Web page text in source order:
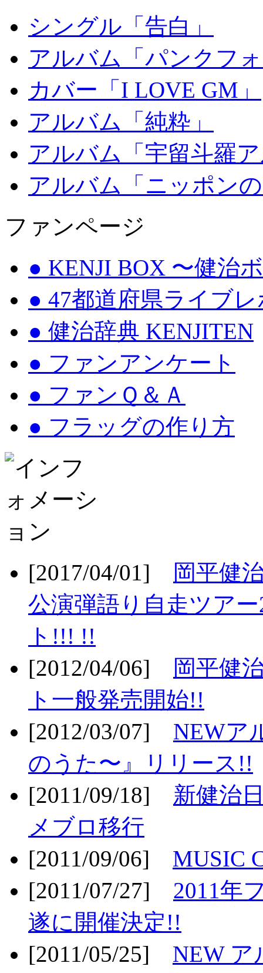
シングル「告白」
アルバム「パンクフ
カバー「I LOVE GM」
アルバム「純粋」
アルバム「宇留斗羅
アルバム「ニッポン
ファンページ
● KENJI BOX 〜健治
● 47都道府県ライブ
● 健治辞典 KENJITEN
● ファンアンケート
● ファンＱ＆Ａ
● フラッグの作り方
[2017/04/01]
岡平健
公演弾語り自走ツア
ト!!! !!
[2012/04/06]
岡平健
ト一般発売開始!!
[2012/03/07] NEWア
のうた〜』リリース!!
[2011/09/18] 新健治
メブロ移行
[2011/09/06] MUSIC
[2011/07/27] 2011年
遂に開催決定!!
[2011/05/25] NEW